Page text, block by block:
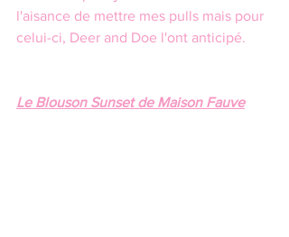
l'aisance de mettre mes pulls mais pour
celui-ci, Deer and Doe l'ont anticipé.
Le Blouson Sunset de Maison Fauve